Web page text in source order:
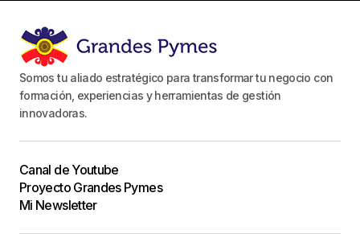
Somos tu aliado estratégico para transformar tu negocio con
formación, experiencias y herramientas de gestión
innovadoras.
Canal de Youtube
Proyecto Grandes Pymes
Mi Newsletter